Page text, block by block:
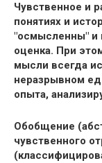
Чувственное и
понятиях и
"осмысленны" и
оценка. При
мысли всегда
неразрывном
опыта,
Обобщение
чувственного